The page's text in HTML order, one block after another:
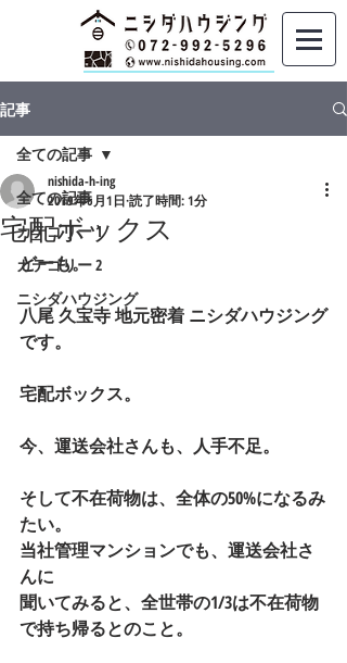
記事
全ての記事
カテゴリー 1
カテゴリー 2
ニシダハウジング
全ての記事
宅配ボックス
nishida-h-ing
2019年6月1日 読了時間: 1分
どーも。
八尾 久宝寺 地元密着 ニシダハウジング
です。
宅配ボックス。
今、運送会社さんも、人手不足。
そして不在荷物は、全体の50%になるみ
たい。
当社管理マンションでも、運送会社さ
んに
聞いてみると、全世帯の1/3は不在荷物
で持ち帰るとのこと。